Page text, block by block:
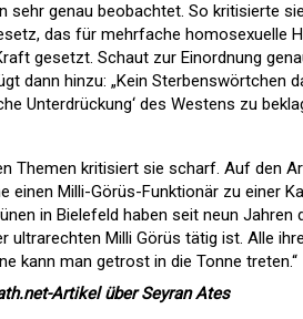
sehr genau beobachtet. So kritisierte
das für mehrfache homosexuelle
gesetzt. Schaut zur Einordnung
dann hinzu: „Kein Sterbenswörtchen
Unterdrückung‘ des Westens zu
Themen kritisiert sie scharf. Auf den
einen Milli-Görüs-Funktionär zu einer
in Bielefeld haben seit neun
ultrarechten Milli Görüs tätig ist. Alle
kann man getrost in die Tonne treten.“
Artikel über Seyran Ates